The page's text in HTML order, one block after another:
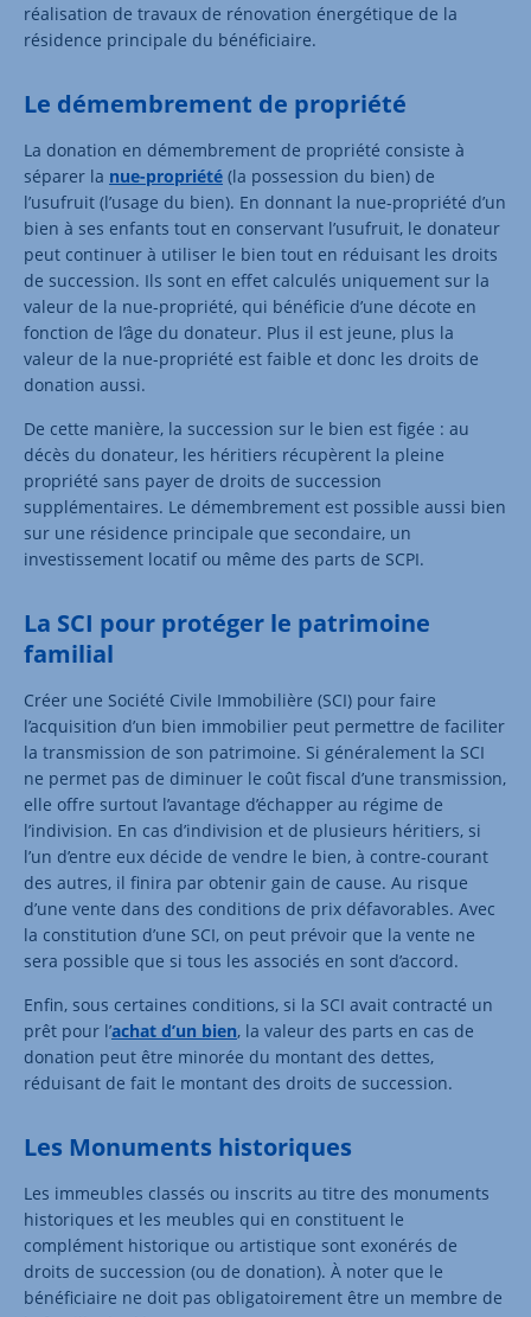
réalisation de travaux de rénovation énergétique de la
résidence principale du bénéficiaire.
Le démembrement de propriété
La donation en démembrement de propriété consiste à
séparer la nue-propriété (la possession du bien) de
l’usufruit (l’usage du bien). En donnant la nue-propriété d’un
bien à ses enfants tout en conservant l’usufruit, le donateur
peut continuer à utiliser le bien tout en réduisant les droits
de succession. Ils sont en effet calculés uniquement sur la
valeur de la nue-propriété, qui bénéficie d’une décote en
fonction de l’âge du donateur. Plus il est jeune, plus la
valeur de la nue-propriété est faible et donc les droits de
donation aussi.
De cette manière, la succession sur le bien est figée : au
décès du donateur, les héritiers récupèrent la pleine
propriété sans payer de droits de succession
supplémentaires. Le démembrement est possible aussi bien
sur une résidence principale que secondaire, un
investissement locatif ou même des parts de SCPI.
La SCI pour protéger le patrimoine
familial
Créer une Société Civile Immobilière (SCI) pour faire
l’acquisition d’un bien immobilier peut permettre de faciliter
la transmission de son patrimoine. Si généralement la SCI
ne permet pas de diminuer le coût fiscal d’une transmission,
elle offre surtout l’avantage d’échapper au régime de
l’indivision. En cas d’indivision et de plusieurs héritiers, si
l’un d’entre eux décide de vendre le bien, à contre-courant
des autres, il finira par obtenir gain de cause. Au risque
d’une vente dans des conditions de prix défavorables. Avec
la constitution d’une SCI, on peut prévoir que la vente ne
sera possible que si tous les associés en sont d’accord.
Enfin, sous certaines conditions, si la SCI avait contracté un
prêt pour l’achat d’un bien, la valeur des parts en cas de
donation peut être minorée du montant des dettes,
réduisant de fait le montant des droits de succession.
Les Monuments historiques
Les immeubles classés ou inscrits au titre des monuments
historiques et les meubles qui en constituent le
complément historique ou artistique sont exonérés de
droits de succession (ou de donation). À noter que le
bénéficiaire ne doit pas obligatoirement être un membre de